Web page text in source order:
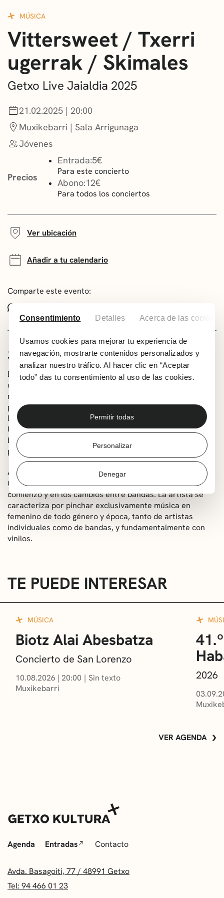
Consentimiento Detalles Acerca de las cookies
Usamos cookies para mejorar tu experiencia de
navegación, mostrarte contenidos personalizados y
analizar nuestro tráfico. Al hacer clic en “Aceptar
todo” das tu consentimiento al uso de las cookies.
Permitir todas
Personalizar
Denegar
CONVOCATORIAS
NOTICIAS
GETXO KULTURA
ASOCIACIONES CULTURALES
MÚSICA
Vittersweet / Txerri
ugerrak / Skimales
Getxo Live Jaialdia 2025
21.02.2025 | 20:00
Muxikebarri | Sala Arrigunaga
Jóvenes
Precios
Entrada:5€
Para este concierto
Abono:12€
Para todos los conciertos
Ver ubicación
Añadir a tu calendario
Comparte este evento:
SOBRE LAS BANDAS
El viernes 21 daremos inicio al festival con la cantante y
compositora Vittersweet que se mostrará sin tapujos
mezclando rap, r&b, soul o incluso
pinceladas de pop. Les seguirán los riffs abrasadores,
letras contundentes y la energía desbordante de Txerri
Ugerrak fusionando la intensidad del Nu-Metal con la
brutalidad del Hardcore. Y cerrará la programación de la
primera jornada el rock y humor de la banda Skimales.
Además, contaremos con la presencia de DJ Lady
Grumpy que amenizará cada jornada del festival al
comienzo y en los cambios entre bandas. La artista se
caracteriza por pinchar exclusivamente música en
femenino de todo género y época, tanto de artistas
individuales como de bandas, y fundamentalmente con
vinilos.
TE PUEDE INTERESAR
MÚSICA
Biotz Alai Abesbatza
Concierto de San Lorenzo
10.08.2026 | 20:00
Sin texto
Muxikebarri
2026
VER AGENDA
Agenda Entradas Contacto
Avda. Basagoiti, 77 / 48991 Getxo
Tel: 94 466 01 23